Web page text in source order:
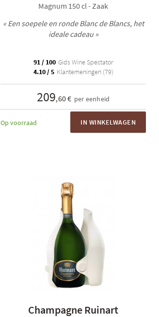
Magnum 150 cl - Zaak
« Een soepele en ronde Blanc de Blancs, het
ideale cadeau »
91 / 100 Gids Wine Spectator
4.10 / 5 Klantemeningen (79)
209,60 € per eenheid
Op voorraad IN WINKELWAGEN
Champagne Ruinart